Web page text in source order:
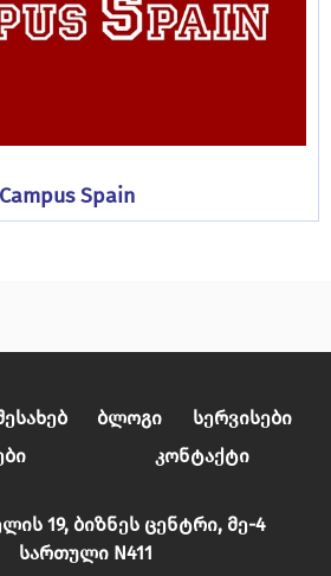
Campus Spain
Ბლოგი
Სერვისები
Კონტაქტი
19, ბიზნეს ცენტრი, მე-4
სართული N411